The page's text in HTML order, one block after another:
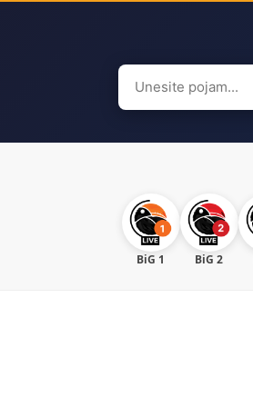
Search
for:
BiG 1 BiG 2